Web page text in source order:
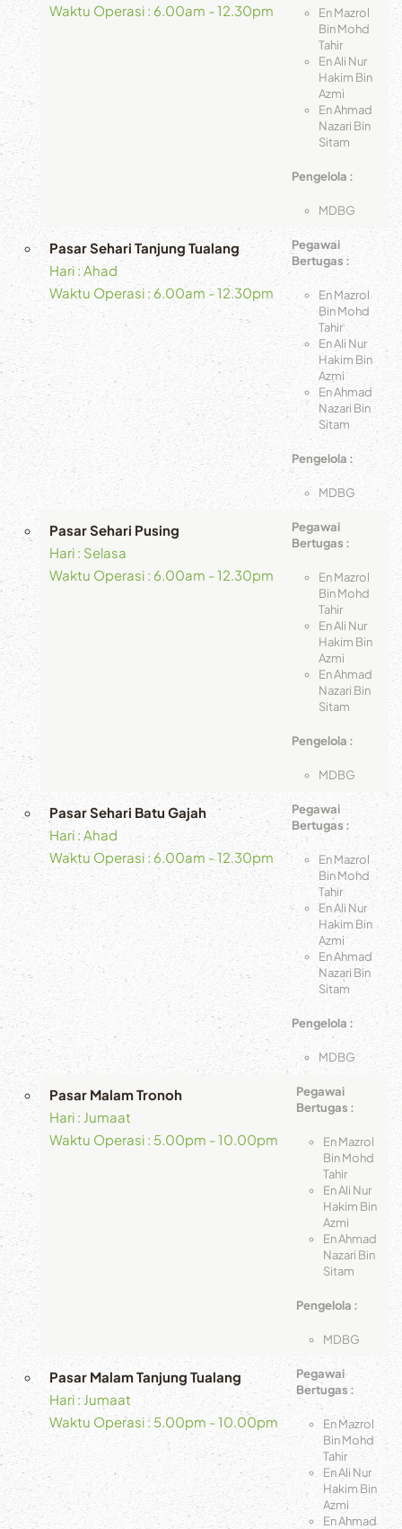
Waktu Operasi : 6.00am - 12.30pm
En Mazrol
Bin Mohd
Tahir
En Ali Nur
Hakim Bin
Azmi
En Ahmad
Nazari Bin
Sitam
Pengelola :
MDBG
Pasar Sehari Tanjung Tualang
Hari : Ahad
Waktu Operasi : 6.00am - 12.30pm
Pegawai
Bertugas :
En Mazrol
Bin Mohd
Tahir
En Ali Nur
Hakim Bin
Azmi
En Ahmad
Nazari Bin
Sitam
Pengelola :
MDBG
Pasar Sehari Pusing
Hari : Selasa
Waktu Operasi : 6.00am - 12.30pm
Pegawai
Bertugas :
En Mazrol
Bin Mohd
Tahir
En Ali Nur
Hakim Bin
Azmi
En Ahmad
Nazari Bin
Sitam
Pengelola :
MDBG
Pasar Sehari Batu Gajah
Hari : Ahad
Waktu Operasi : 6.00am - 12.30pm
Pegawai
Bertugas :
En Mazrol
Bin Mohd
Tahir
En Ali Nur
Hakim Bin
Azmi
En Ahmad
Nazari Bin
Sitam
Pengelola :
MDBG
Pasar Malam Tronoh
Hari : Jumaat
Waktu Operasi : 5.00pm - 10.00pm
Pegawai
Bertugas :
En Mazrol
Bin Mohd
Tahir
En Ali Nur
Hakim Bin
Azmi
En Ahmad
Nazari Bin
Sitam
Pengelola :
MDBG
Pasar Malam Tanjung Tualang
Hari : Jumaat
Waktu Operasi : 5.00pm - 10.00pm
Pegawai
Bertugas :
En Mazrol
Bin Mohd
Tahir
En Ali Nur
Hakim Bin
Azmi
En Ahmad